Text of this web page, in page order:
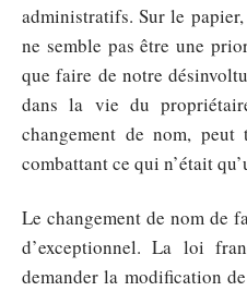
administratifs. Sur le
ne semble pas être une
que faire de notre
dans la vie du
changement de nom, peut
combattant ce qui n’était
Le changement de nom de
d’exceptionnel. La loi
demander la modification